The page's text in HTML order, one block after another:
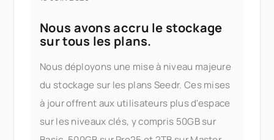
Nous avons accru le stockage
sur tous les plans.
Nous déployons une mise à niveau majeure
du stockage sur les plans Seedr. Ces mises
à jour offrent aux utilisateurs plus d'espace
sur les niveaux clés, y compris 50GB sur